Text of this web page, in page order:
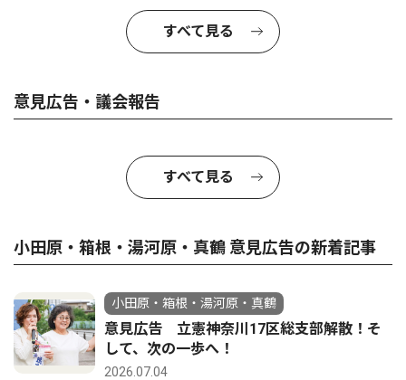
すべて見る
意見広告・議会報告
すべて見る
小田原・箱根・湯河原・真鶴 意見広告の新着記事
小田原・箱根・湯河原・真鶴
意見広告 立憲神奈川17区総支部解散！そ
して、次の一歩へ！
2026.07.04